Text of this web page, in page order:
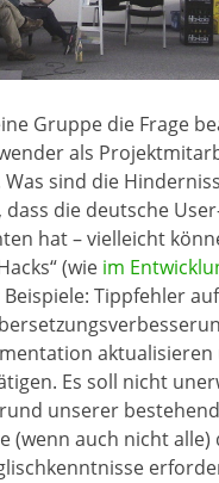
Gruppe die Frage
als
sind die
die deutsche
hat – vielleicht
(wie im
Tippfehler
aktualisieren
Es soll nicht
unserer
(wenn auch nicht alle)